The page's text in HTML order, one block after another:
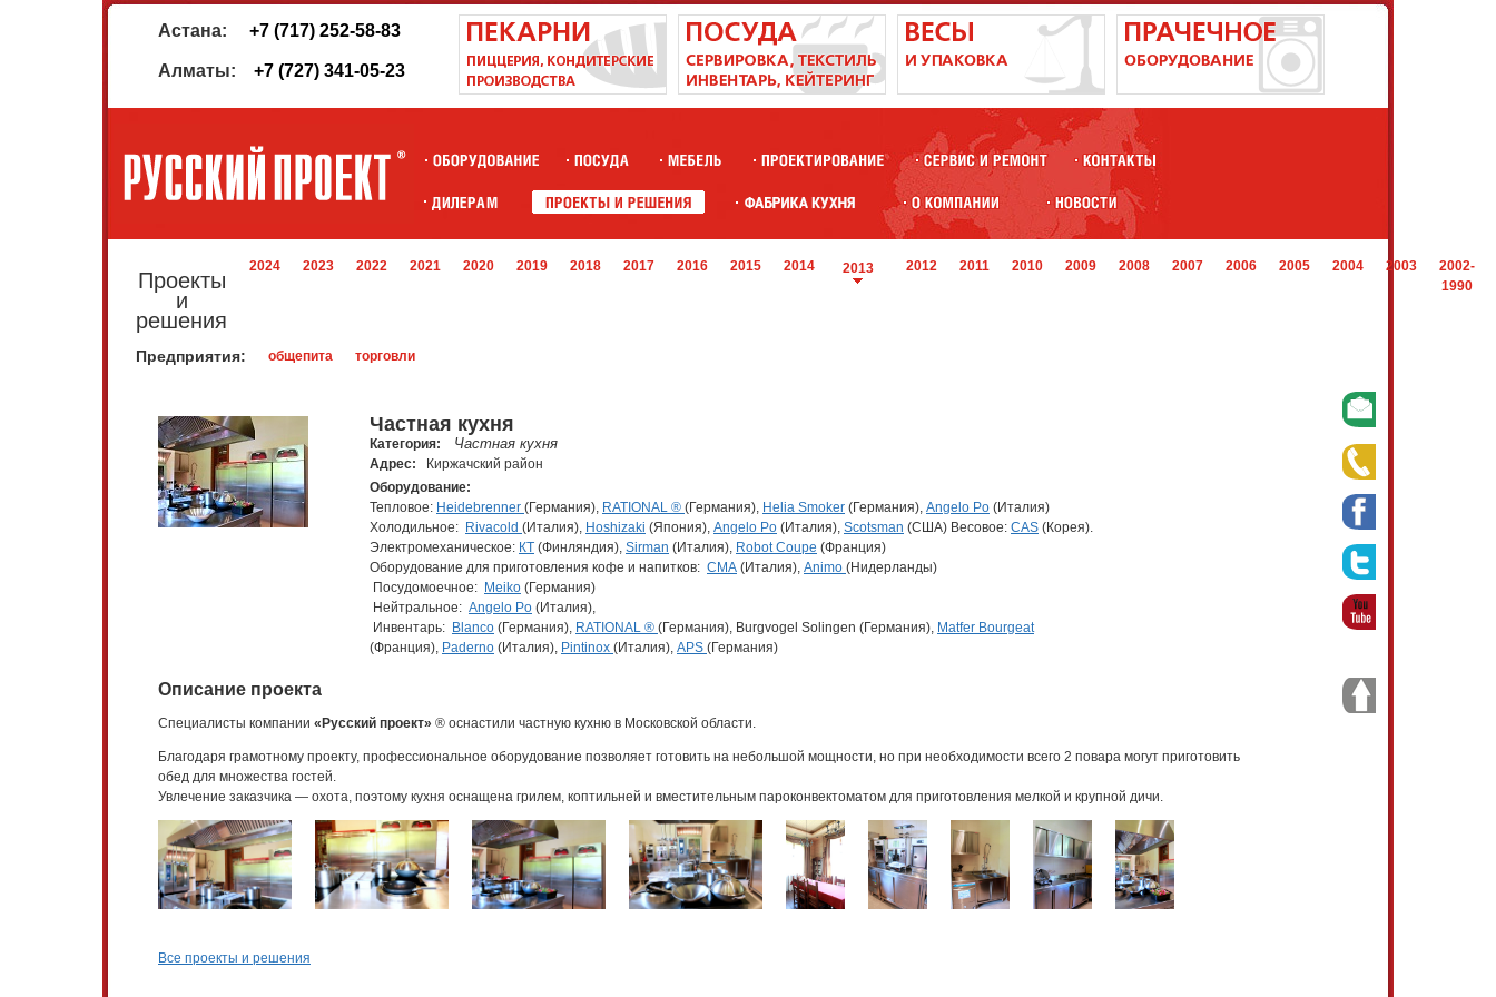
Астана: +7 (717) 252-58-83
Алматы: +7 (727) 341-05-23
Проекты
и
решения
2024 2023 2022 2021 2020 2019 2018 2017 2016 2015 2014 2013 2012 2011 2010 2009 2008 2007 2006 2005 2004 2003
2002-
1990
Предприятия: общепита торговли
Частная кухня
Категория: Частная кухня
Адрес:
Киржачский район
Оборудование:
Тепловое: Heidebrenner (Германия), RATIONAL ® (Германия), Helia Smoker (Германия), Angelo Po (Италия)
Холодильное: Rivacold (Италия), Hoshizaki (Япония), Angelo Po (Италия), Scotsman (США) Весовое: CAS (Корея).
Электромеханическое: КТ (Финляндия), Sirman (Италия), Robot Coupe (Франция)
Оборудование для приготовления кофе и напитков: СМА (Италия), Animo (Нидерланды)
Посудомоечное: Meiko (Германия)
Нейтральное: Angelo Po (Италия),
Инвентарь: Blanco (Германия), RATIONAL ® (Германия), Burgvogel Solingen (Германия), Matfer Bourgeat
(Франция), Paderno (Италия), Pintinox (Италия), APS (Германия)
Описание проекта
Специалисты компании «Русский проект» ® оснастили частную кухню в Московской области.
Благодаря грамотному проекту, профессиональное оборудование позволяет готовить на небольшой мощности, но при необходимости всего 2 повара могут приготовить
обед для множества гостей.
Увлечение заказчика — охота, поэтому кухня оснащена грилем, коптильней и вместительным пароконвектоматом для приготовления мелкой и крупной дичи.
Все проекты и решения